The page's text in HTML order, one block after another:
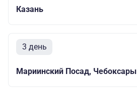
Казань
3 день
Мариинский Посад, Чебоксары